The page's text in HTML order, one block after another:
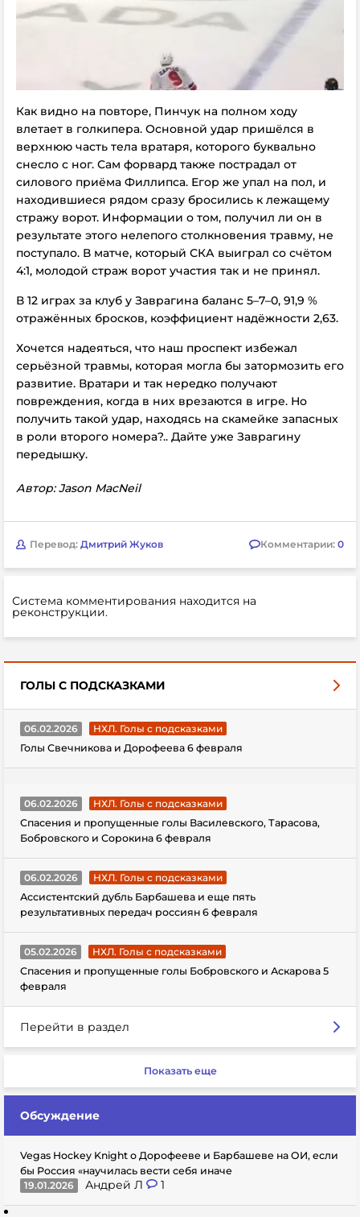
Как видно на повторе, Пинчук на полном ходу
влетает в голкипера. Основной удар пришёлся в
верхнюю часть тела вратаря, которого буквально
снесло с ног. Сам форвард также пострадал от
силового приёма Филлипса. Егор же упал на пол, и
находившиеся рядом сразу бросились к лежащему
стражу ворот. Информации о том, получил ли он в
результате этого нелепого столкновения травму, не
поступало. В матче, который СКА выиграл со счётом
4:1, молодой страж ворот участия так и не принял.
В 12 играх за клуб у Заврагина баланс 5–7–0, 91,9 %
отражённых бросков, коэффициент надёжности 2,63.
Хочется надеяться, что наш проспект избежал
серьёзной травмы, которая могла бы затормозить его
развитие. Вратари и так нередко получают
повреждения, когда в них врезаются в игре. Но
получить такой удар, находясь на скамейке запасных
в роли второго номера?.. Дайте уже Заврагину
передышку.
Автор: Jason MacNeil
Перевод: Дмитрий Жуков Комментарии: 0
Система комментирования находится на
реконструкции.
ГОЛЫ С ПОДСКАЗКАМИ
06.02.2026
НХЛ. Голы с подсказками
Голы Свечникова и Дорофеева 6 февраля
06.02.2026
НХЛ. Голы с подсказками
Спасения и пропущенные голы Василевского, Тарасова,
Бобровского и Сорокина 6 февраля
06.02.2026
НХЛ. Голы с подсказками
Ассистентский дубль Барбашева и еще пять
результативных передач россиян 6 февраля
05.02.2026
НХЛ. Голы с подсказками
Спасения и пропущенные голы Бобровского и Аскарова 5
февраля
Перейти в раздел
Показать еще
Обсуждение
Vegas Hockey Knight о Дорофееве и Барбашеве на ОИ, если
бы Россия «научилась вести себя иначе
19.01.2026
Андрей Л 1